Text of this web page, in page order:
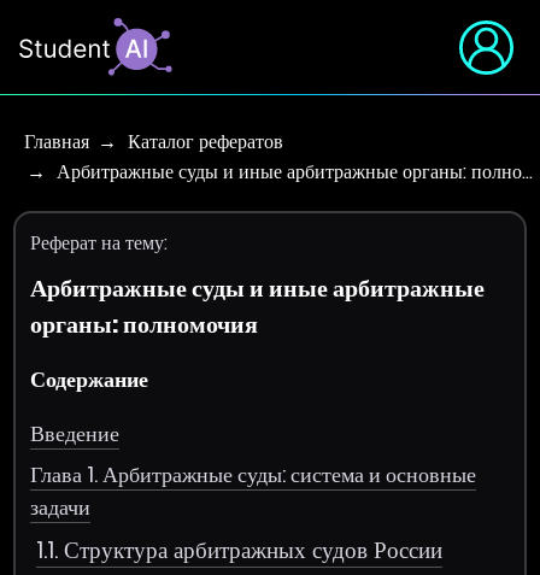
Главная
Каталог рефератов
Арбитражные суды и иные арбитражные органы: полно…
Реферат на тему:
Арбитражные суды и иные арбитражные
органы: полномочия
Содержание
Введение
Глава 1. Арбитражные суды: система и основные
задачи
1.1. Структура арбитражных судов России